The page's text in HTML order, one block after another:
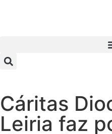
Cáritas
Leiria faz